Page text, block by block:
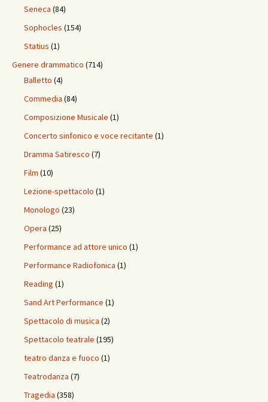
Seneca (84)
Sophocles (154)
Statius (1)
Genere drammatico (714)
Balletto (4)
Commedia (84)
Composizione Musicale (1)
Concerto sinfonico e voce recitante (1)
Dramma Satiresco (7)
Film (10)
Lezione-spettacolo (1)
Monologo (23)
Opera (25)
Performance ad attore unico (1)
Performance Radiofonica (1)
Reading (1)
Sand Art Performance (1)
Spettacolo di musica (2)
Spettacolo teatrale (195)
teatro danza e fuoco (1)
Teatrodanza (7)
Tragedia (358)